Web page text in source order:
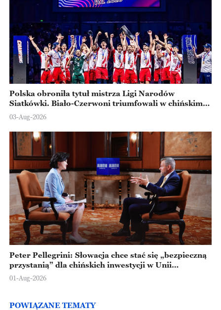
Polska obroniła tytuł mistrza Ligi Narodów
Siatkówki. Biało-Czerwoni triumfowali w chińskim
Ningbo
03-Aug-2026
Peter Pellegrini: Słowacja chce stać się „bezpieczną
przystanią” dla chińskich inwestycji w Unii
Europejskiej
01-Aug-2026
POWIĄZANE TEMATY